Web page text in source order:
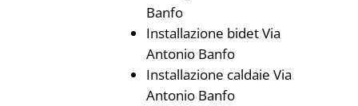
Banfo
Installazione bidet Via
Antonio Banfo
Installazione caldaie Via
Antonio Banfo